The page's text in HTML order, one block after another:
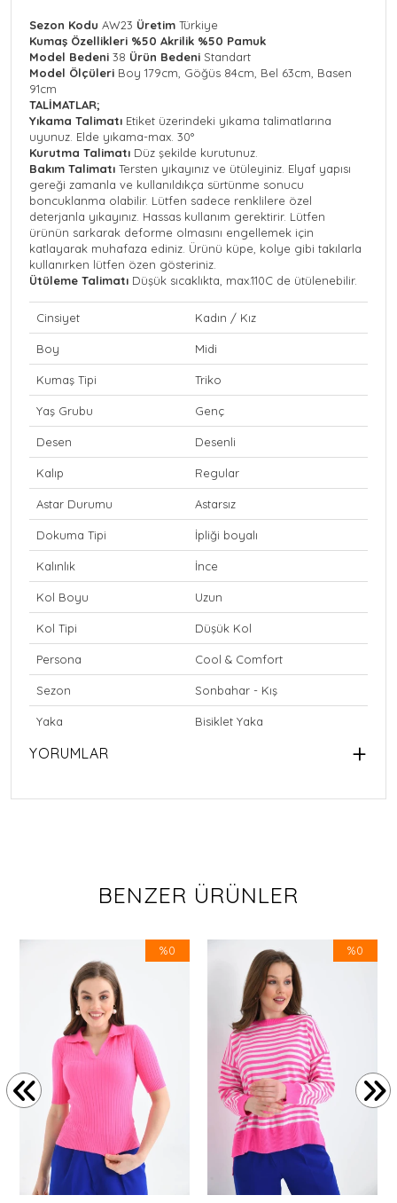
Sezon Kodu AW23 Üretim Türkiye
Kumaş Özellikleri %50 Akrilik %50 Pamuk
Model Bedeni 38 Ürün Bedeni Standart
Model Ölçüleri Boy 179cm, Göğüs 84cm, Bel 63cm, Basen
91cm
TALİMATLAR;
Yıkama Talimatı Etiket üzerindeki yıkama talimatlarına
uyunuz. Elde yıkama-max. 30°
Kurutma Talimatı Düz şekilde kurutunuz.
Bakım Talimatı Tersten yıkayınız ve ütüleyiniz. Elyaf yapısı
gereği zamanla ve kullanıldıkça sürtünme sonucu
boncuklanma olabilir. Lütfen sadece renklilere özel
deterjanla yıkayınız. Hassas kullanım gerektirir. Lütfen
ürünün sarkarak deforme olmasını engellemek için
katlayarak muhafaza ediniz. Ürünü küpe, kolye gibi takılarla
kullanırken lütfen özen gösteriniz.
Ütüleme Talimatı Düşük sıcaklıkta, max.110C de ütülenebilir.
Cinsiyet Kadın / Kız
Boy Midi
Kumaş Tipi Triko
Yaş Grubu Genç
Desen Desenli
Kalıp Regular
Astar Durumu Astarsız
Dokuma Tipi İpliği boyalı
Kalınlık İnce
Kol Boyu Uzun
Kol Tipi Düşük Kol
Persona Cool & Comfort
Sezon Sonbahar - Kış
Yaka Bisiklet Yaka
YORUMLAR
BENZER ÜRÜNLER
%0 %0